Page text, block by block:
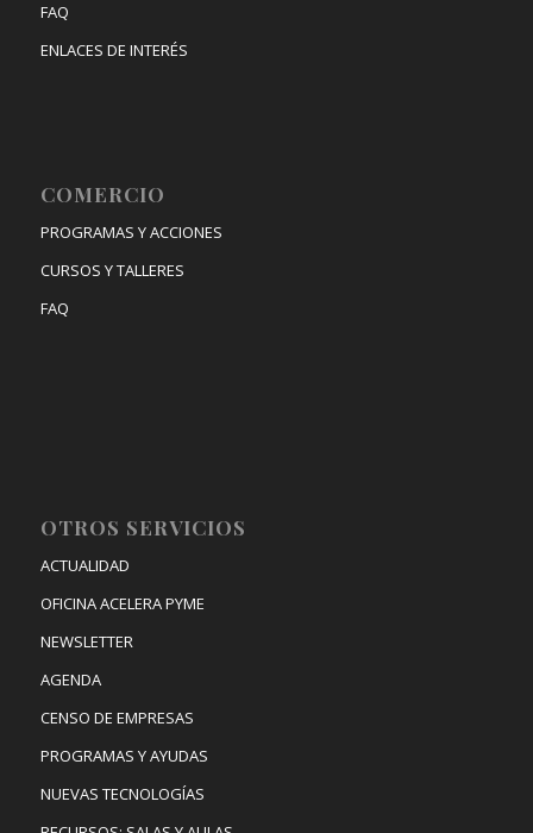
FAQ
ENLACES DE INTERÉS
COMERCIO
PROGRAMAS Y ACCIONES
CURSOS Y TALLERES
FAQ
OTROS SERVICIOS
ACTUALIDAD
OFICINA ACELERA PYME
NEWSLETTER
AGENDA
CENSO DE EMPRESAS
PROGRAMAS Y AYUDAS
NUEVAS TECNOLOGÍAS